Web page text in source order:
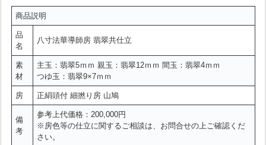
商品説明
品
名
八寸法華導師房 翡翠共仕立
素
材
主玉：翡翠5ｍｍ 親玉：翡翠12ｍｍ 間玉：翡翠4ｍｍ
つゆ玉：翡翠9×7ｍｍ
房 正絹頭付 細撚り房 山鳩
備
考
参考上代価格：200,000円
※房色等の仕立に関するご相談は、お問合せの上ご確認くだ
さい。